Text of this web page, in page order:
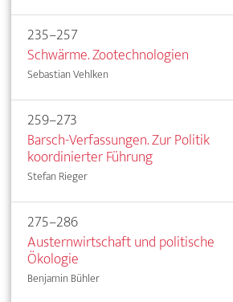
235–257
Schwärme. Zootechnologien
Sebastian Vehlken
259–273
Barsch-Verfassungen. Zur Politik
koordinierter Führung
Stefan Rieger
275–286
Austernwirtschaft und politische
Ökologie
Benjamin Bühler